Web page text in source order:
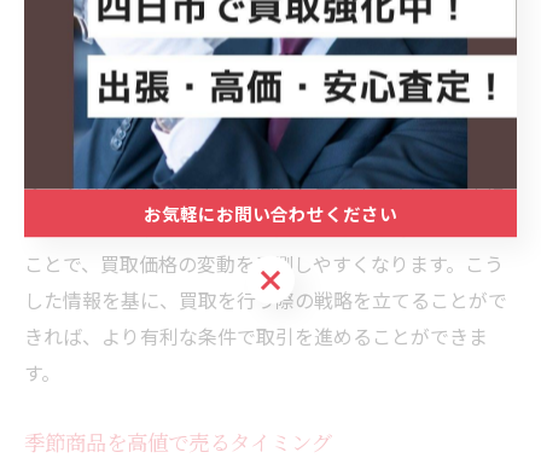
買取価格を予測するためには、過去の傾向を分析し、季
節ごとの市場動向を把握することが重要です。例えば、
データを元に前年同時期の買取価格を確認し、今年の市
場予測を立てます。このようなデータ分析は、買取のタ
イミングを見極める上で非常に有用です。さらに、市場
のトレンドや流行アイテムに関する情報を常に収集する
ことで、買取価格の変動を予測しやすくなります。こう
した情報を基に、買取を行う際の戦略を立てることがで
きれば、より有利な条件で取引を進めることができま
す。
季節商品を高値で売るタイミング
お気軽にお問い合わせください
お気軽にお問い合わせください